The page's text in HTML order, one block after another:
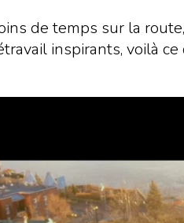
de temps sur la
inspirants, voilà